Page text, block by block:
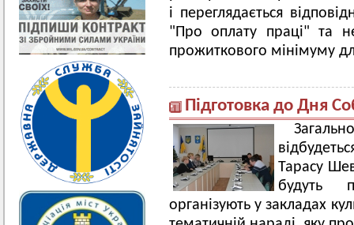
і переглядається
"Про оплату праці" та
прожиткового мінімуму
Підготовка до Дня
Тарасу
будуть
організують у закладах